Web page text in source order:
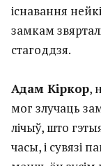
існавання
замкам
стагоддзя.
Адам Кіркор,
мог злучаць
лічыў, што
часы, і сувязі